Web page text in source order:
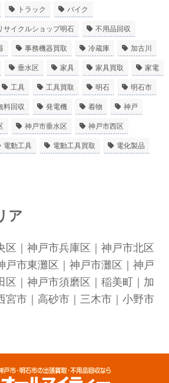
トラック バイク
サイクルショップ明石 不用品回収
事務機器買取 冷蔵庫 加古川
垂水区 家具 家具買取 家電
工具 工具買取 明石 明石市
料回収 発電機 着物 神戸
神戸市垂水区 神戸市西区
電動工具 電動工具買取 電化製品
ア
区 神戸市兵庫区
神戸市北区
戸市東灘区 神戸市灘区
神戸
区 神戸市須磨区
｜稲美町｜加
宮市｜高砂市｜三木市｜小野市